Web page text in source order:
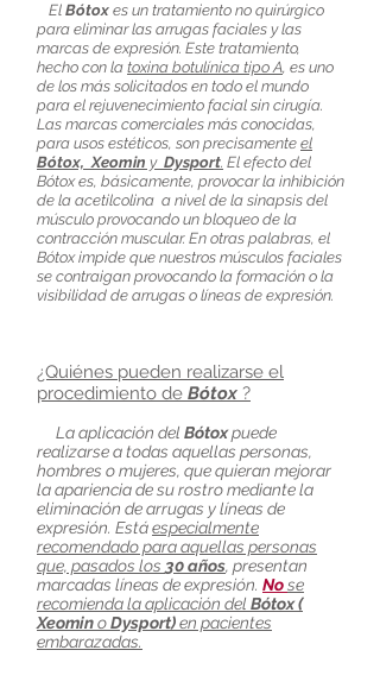
El Bótox es un tratamiento no quirúrgico
para eliminar las arrugas faciales y las
marcas de expresión. Este tratamiento,
hecho con la toxina botulínica tipo A, es uno
de los más solicitados en todo el mundo
para el rejuvenecimiento facial sin cirugía.
Las marcas comerciales más conocidas,
para usos estéticos, son precisamente el
Bótox, Xeomin y Dysport. El efecto del
Bótox es, básicamente, provocar la inhibición
de la acetilcolina a nivel de la sinapsis del
músculo provocando un bloqueo de la
contracción muscular. En otras palabras, el
Bótox impide que nuestros músculos faciales
se contraigan provocando la formación o la
visibilidad de arrugas o líneas de expresión.
¿Quiénes pueden realizarse el
procedimiento de Bótox ?
La aplicación del Bótoxpuede
realizarse a todas aquellas personas,
hombres o mujeres, que quieran mejorar
la apariencia de su rostro mediante la
eliminación de arrugas y líneas de
expresión. Estáespecialmente
recomendado para aquellas personas
que, pasados los 30 años, presentan
marcadas líneas de expresión. Nose
recomienda la aplicación del Bótox (
XeominoDysport)en pacientes
embarazadas.